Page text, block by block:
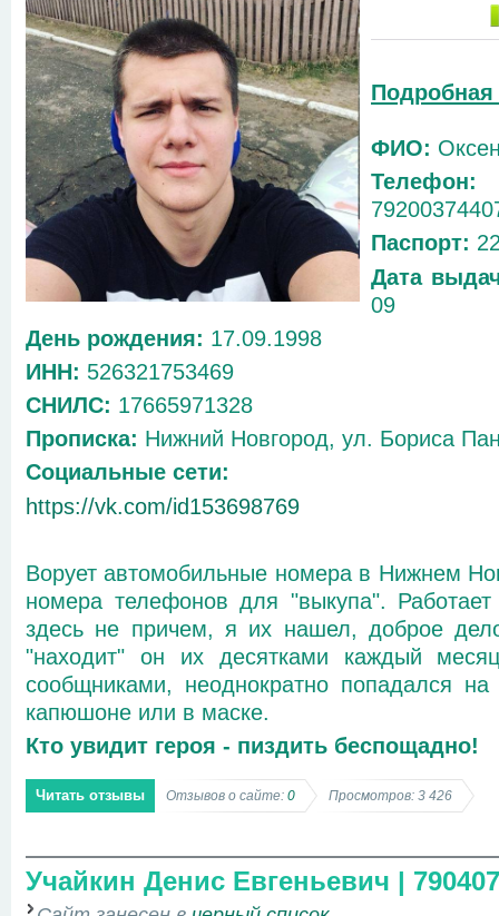
ФИО:
Телефон:
Паспорт:
Дата
09
День рождения: 17.09.1998
ИНН: 526321753469
СНИЛС: 17665971328
Прописка: Нижний Новгород, ул. Бориса
Социальные сети:
https://vk.com/id153698769
Ворует автомобильные номера в Нижнем
номера телефонов для "выкупа".
здесь не причем, я их нашел, доброе
"находит" он их десятками каждый
сообщниками, неоднократно попадался
капюшоне или в маске.
Кто увидит героя - пиздить беспощадно!
Читать отзывы Отзывов о сайте: 0 Просмотров: 3 426
Учайкин Денис Евгеньевич |